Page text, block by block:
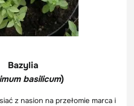
Bazylia
basilicum)
z nasion na przełomie marca i